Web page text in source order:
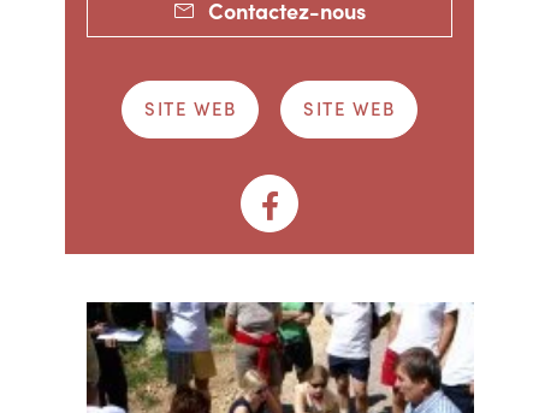
Contactez-nous
SITE WEB SITE WEB